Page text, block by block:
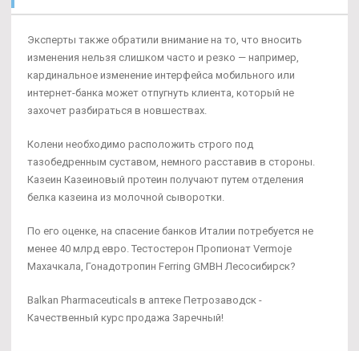
Эксперты также обратили внимание на то, что вносить
изменения нельзя слишком часто и резко — например,
кардинальное изменение интерфейса мобильного или
интернет-банка может отпугнуть клиента, который не
захочет разбираться в новшествах.
Колени необходимо расположить строго под
тазобедренным суставом, немного расставив в стороны.
Казеин Казеиновый протеин получают путем отделения
белка казеина из молочной сыворотки.
По его оценке, на спасение банков Италии потребуется не
менее 40 млрд евро. Тестостерон Пропионат Vermoje
Махачкала, Гонадотропин Ferring GMBH Лесосибирск?
Balkan Pharmaceuticals в аптеке Петрозаводск -
Качественный курс продажа Заречный!